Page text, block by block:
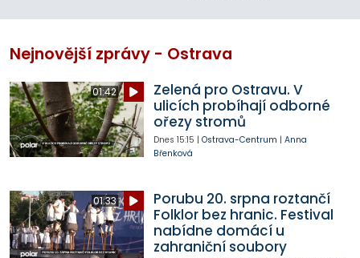
Nejnovější zprávy - Ostrava
01:42
Zelená pro Ostravu. V
ulicích probíhají odborné
ořezy stromů
Dnes 15:15 | Ostrava-Centrum | Anna
Břenková
01:33
Porubu 20. srpna roztančí
Folklor bez hranic. Festival
nabídne domácí u
zahraniční soubory